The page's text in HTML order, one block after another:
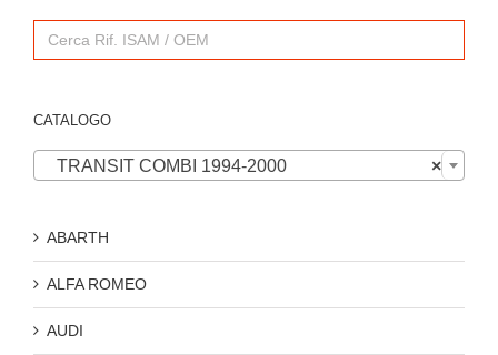
Search
for:
CATALOGO
×
TRANSIT COMBI 1994-2000
ABARTH
ALFA ROMEO
AUDI